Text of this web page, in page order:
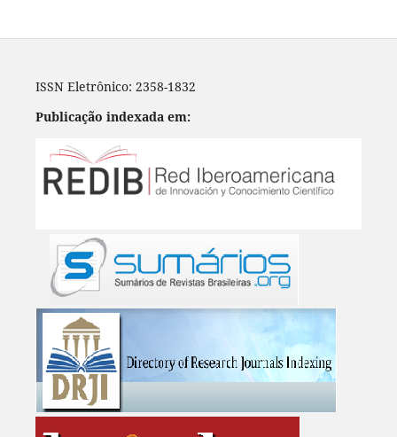
ISSN Eletrônico: 2358-1832
Publicação indexada em: